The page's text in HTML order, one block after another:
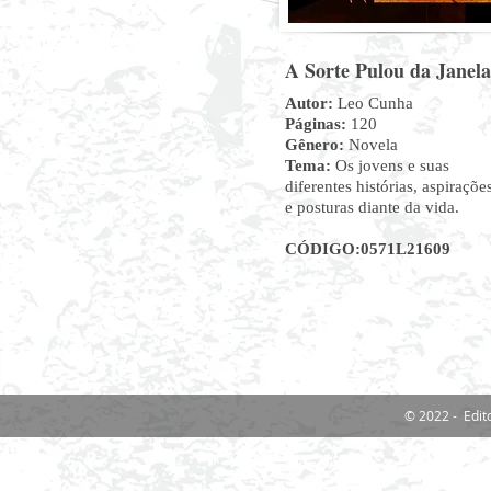
A Sorte Pulou da Janela
Autor: Leo Cunha​
Páginas: 120
Gênero: Novela
Tema: Os jovens e suas
diferentes histórias,
e posturas diante da vida.
CÓDIGO:0571L21609​
© 2022 -